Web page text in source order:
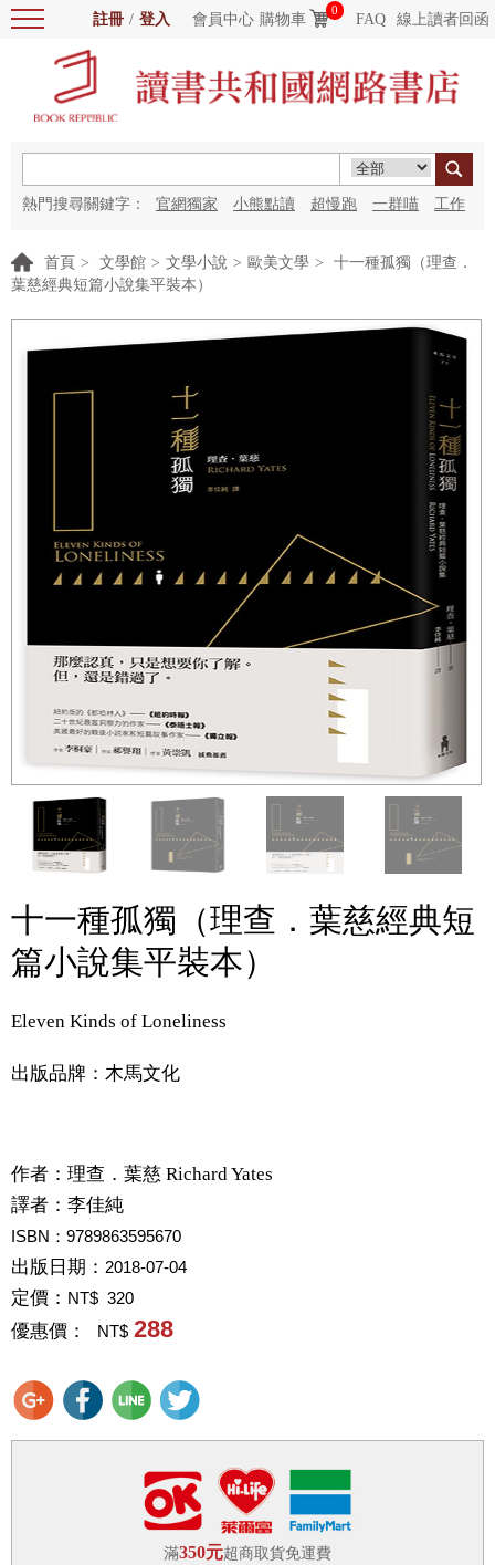
註冊 / 登入 會員中心 購物車
0
FAQ 線上讀者回函
熱門搜尋關鍵字： 官網獨家 小熊點讀 超慢跑 一群喵 工作
首頁 > 文學館 > 文學小說 > 歐美文學 >
十一種孤獨（理查．
葉慈經典短篇小說集平裝本）
十一種孤獨（理查．葉慈經典短
篇小說集平裝本）
Eleven Kinds of Loneliness
出版品牌：木馬文化
作者： 理查．葉慈 Richard Yates
譯者： 李佳純
ISBN：9789863595670
出版日期： 2018-07-04
定價： NT$ 320
優惠價： NT$ 288
滿350元超商取貨免運費